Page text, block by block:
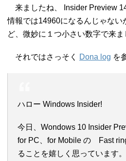
来ましたね、 Insider Preview
情報では14960になるんじゃない
ど、微妙に１つ小さい数字で来ま
それではさっそく Dona log を
ハロー Windows Insider!
今日、Wondows 10 Insider
for PC、for Mobile の Fast
ることを嬉しく思っています。